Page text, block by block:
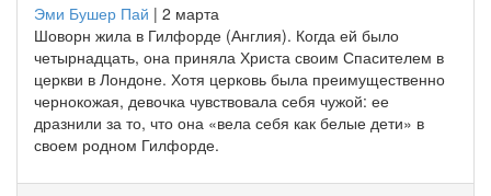
Эми Бушер Пай | 2 марта
Шоворн жила в Гилфорде (Англия). Когда ей было
четырнадцать, она приняла Христа своим Спасителем в
церкви в Лондоне. Хотя церковь была преимущественно
чернокожая, девочка чувствовала себя чужой: ее
дразнили за то, что она «вела себя как белые дети» в
своем родном Гилфорде.